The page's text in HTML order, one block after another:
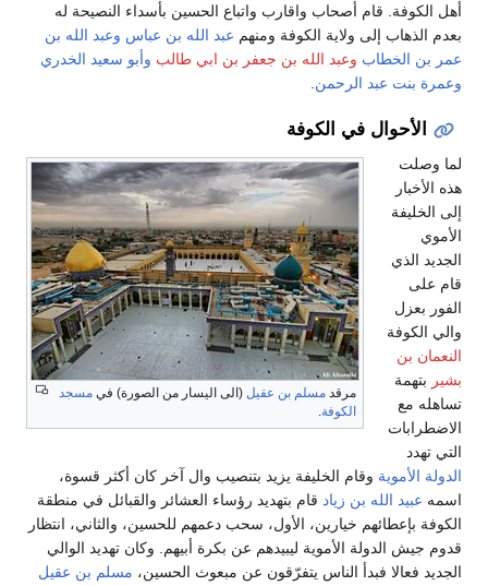
أهل الكوفة. قام أصحاب واقارب واتباع الحسين بأسداء النصيحة له
بعدم الذهاب إلى ولاية الكوفة ومنهم عبد الله بن عباس وعبد الله بن
عمر بن الخطاب وعبد الله بن جعفر بن ابي طالب وأبو سعيد الخدري
وعمرة بنت عبد الرحمن
الأحوال في الكوفة
مرقد مسلم بن عقيل (الى اليسار من الصورة) في مسجد
الكوفة
لما وصلت
هذه الأخبار
إلى الخليفة
الأموي
الجديد الذي
قام على
الفور بعزل
والي الكوفة
النعمان بن
بشير بتهمة
تساهله مع
الاضطرابات
التي تهدد
الدولة الأموية وقام الخليفة يزيد بتنصيب وال آخر كان أكثر قسوة،
اسمه عبيد الله بن زياد قام بتهديد رؤساء العشائر والقبائل في منطقة
الكوفة بإعطائهم خيارين، الأول، سحب دعمهم للحسين، والثاني، انتظار
قدوم جيش الدولة الأموية ليبيدهم عن بكرة أبيهم. وكان تهديد الوالي
الجديد فعالا فبدأ الناس يتفرّقون عن مبعوث الحسين، مسلم بن عقيل